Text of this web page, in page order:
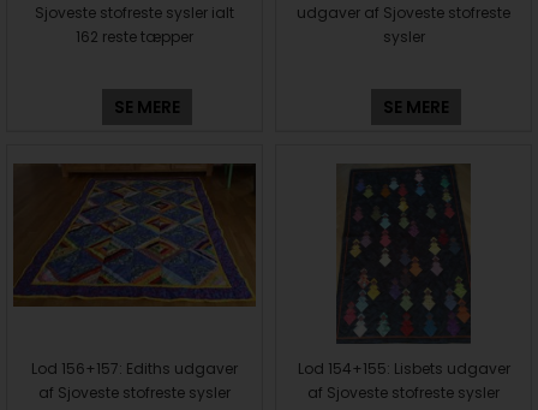
Sjoveste stofreste sysler ialt
162 reste tæpper
SE MERE
udgaver af Sjoveste stofreste
sysler
SE MERE
Lod 156+157: Ediths udgaver
af Sjoveste stofreste sysler
Lod 154+155: Lisbets udgaver
af Sjoveste stofreste sysler